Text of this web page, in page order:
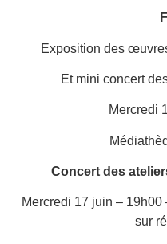
Exposition des
Et mini concert
Mercredi
Concert des
Mercredi 17 juin –
sur